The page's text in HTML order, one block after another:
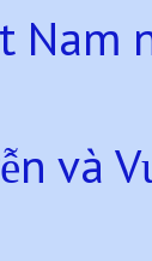
Nam
và